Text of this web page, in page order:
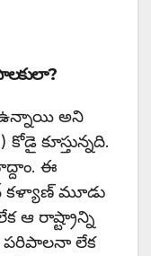
ఉన్నాయి అని
కూస్తున్నది.
ఈ
కళ్యాణ్ మూడు
ఆ రాష్ట్రాన్ని
పరిపాలనా లేక